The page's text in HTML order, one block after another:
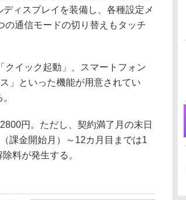
ィスプレイを装備し、各種設定メ
の通信モードの切り替えもタッチ
イック起動」、スマートフォン
」といった機能が用意されてい
円。ただし、契約満了月の末日
課金開始月）～12カ月目までは1
料が発生する。